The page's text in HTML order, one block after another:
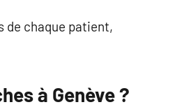
de chaque patient,
à Genève ?